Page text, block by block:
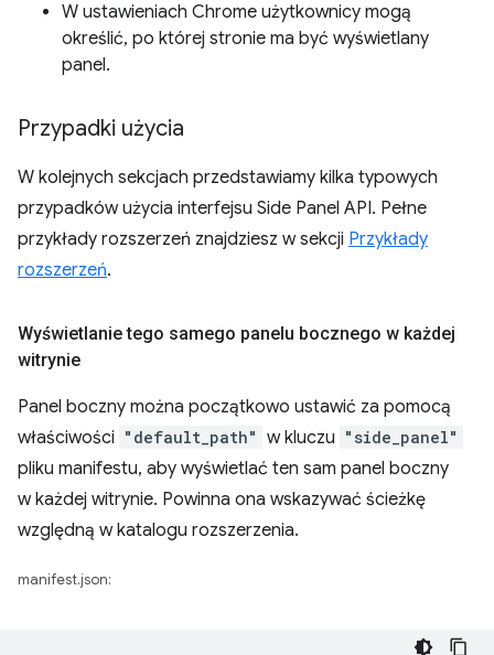
W ustawieniach Chrome użytkownicy mogą
określić, po której stronie ma być wyświetlany
panel.
Przypadki użycia
W kolejnych sekcjach przedstawiamy kilka typowych
przypadków użycia interfejsu Side Panel API. Pełne
przykłady rozszerzeń znajdziesz w sekcji Przykłady
rozszerzeń.
Wyświetlanie tego samego panelu bocznego w każdej
witrynie
Panel boczny można początkowo ustawić za pomocą
właściwości "default_path" w kluczu "side_panel"
pliku manifestu, aby wyświetlać ten sam panel boczny
w każdej witrynie. Powinna ona wskazywać ścieżkę
względną w katalogu rozszerzenia.
manifest.json: